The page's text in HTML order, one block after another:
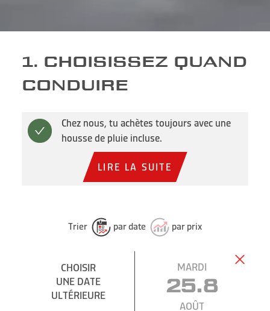
1. CHOISISSEZ QUAND
CONDUIRE
Chez nous, tu achètes toujours avec une
housse de pluie incluse.
LIRE LA SUITE
Trier par date par prix
CHOISIR
UNE DATE
ULTÉRIEURE
MARDI
25.8
AOÛT